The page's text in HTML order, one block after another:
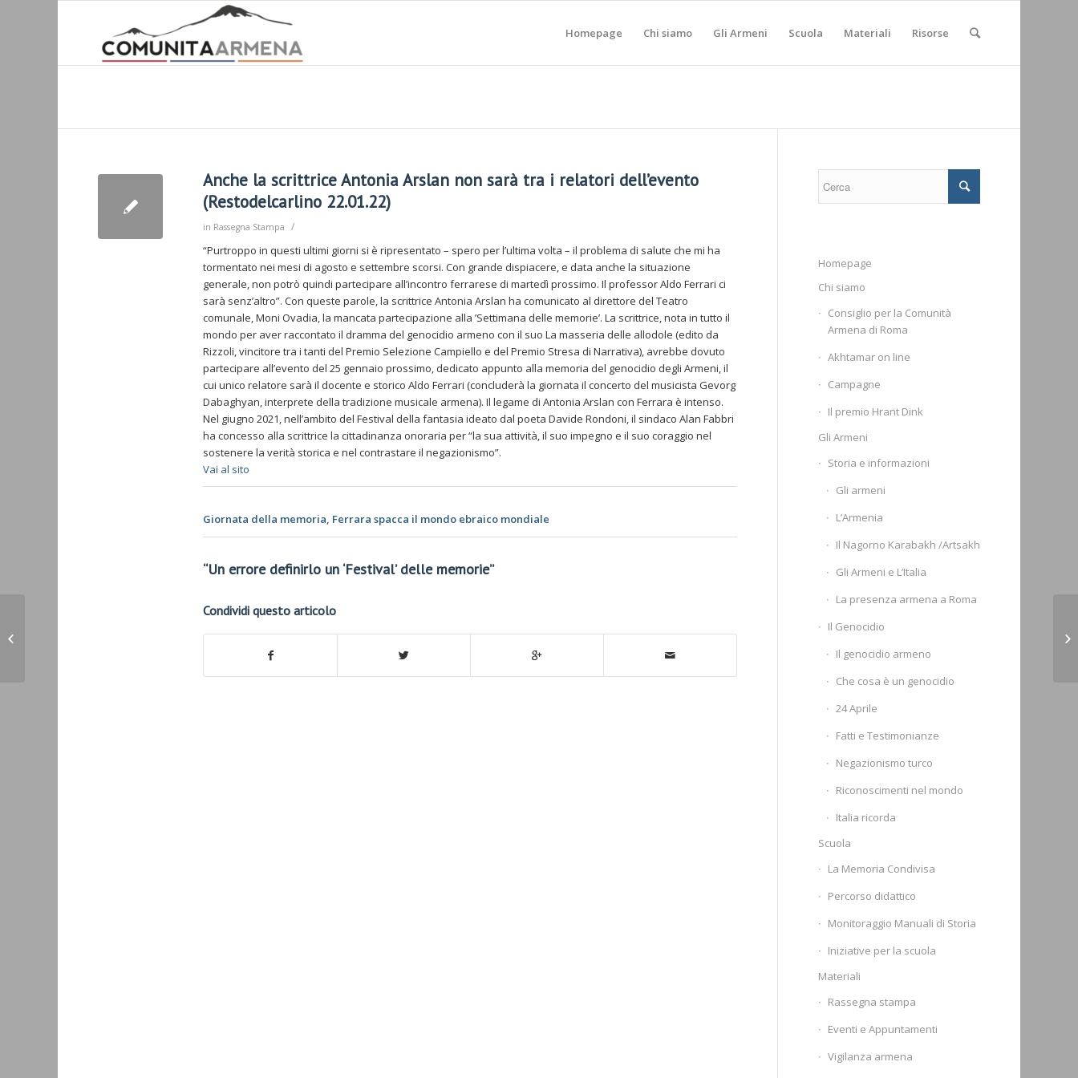
Homepage Chi siamo Gli Armeni Scuola Materiali Risorse
Anche la scrittrice Antonia Arslan non sarà tra i relatori dell’evento
(Restodelcarlino 22.01.22)
in Rassegna Stampa /
“Purtroppo in questi ultimi giorni si è ripresentato – spero per l’ultima volta – il problema di salute che mi ha
tormentato nei mesi di agosto e settembre scorsi. Con grande dispiacere, e data anche la situazione
generale, non potrò quindi partecipare all’incontro ferrarese di martedì prossimo. Il professor Aldo Ferrari ci
sarà senz’altro”. Con queste parole, la scrittrice Antonia Arslan ha comunicato al direttore del Teatro
comunale, Moni Ovadia, la mancata partecipazione alla ’Settimana delle memorie’. La scrittrice, nota in tutto il
mondo per aver raccontato il dramma del genocidio armeno con il suo La masseria delle allodole (edito da
Rizzoli, vincitore tra i tanti del Premio Selezione Campiello e del Premio Stresa di Narrativa), avrebbe dovuto
partecipare all’evento del 25 gennaio prossimo, dedicato appunto alla memoria del genocidio degli Armeni, il
cui unico relatore sarà il docente e storico Aldo Ferrari (concluderà la giornata il concerto del musicista Gevorg
Dabaghyan, interprete della tradizione musicale armena). Il legame di Antonia Arslan con Ferrara è intenso.
Nel giugno 2021, nell’ambito del Festival della fantasia ideato dal poeta Davide Rondoni, il sindaco Alan Fabbri
ha concesso alla scrittrice la cittadinanza onoraria per “la sua attività, il suo impegno e il suo coraggio nel
sostenere la verità storica e nel contrastare il negazionismo”.
Vai al sito
Giornata della memoria, Ferrara spacca il mondo ebraico mondiale
“Un errore definirlo un ‘Festival’ delle memorie”
Condividi questo articolo
Homepage
Chi siamo
Consiglio per la Comunità
Armena di Roma
Akhtamar on line
Campagne
Il premio Hrant Dink
Gli Armeni
Storia e informazioni
Gli armeni
L’Armenia
Il Nagorno Karabakh /Artsakh
Gli Armeni e L’Italia
La presenza armena a Roma
Il Genocidio
Il genocidio armeno
Che cosa è un genocidio
24 Aprile
Fatti e Testimonianze
Negazionismo turco
Riconoscimenti nel mondo
Italia ricorda
Scuola
La Memoria Condivisa
Percorso didattico
Monitoraggio Manuali di Storia
Iniziative per la scuola
Materiali
Rassegna stampa
Eventi e Appuntamenti
Vigilanza armena